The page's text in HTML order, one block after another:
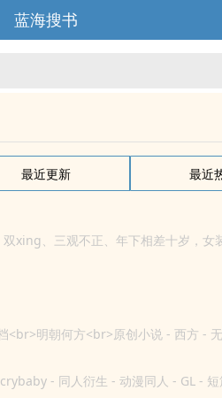
蓝海搜书
最近更新 最近
xing、三观不正、年下相差十岁，
<br>明朝何方<br>原创小说 - 西方 -
- 同人衍生 - 动漫同人 - GL -